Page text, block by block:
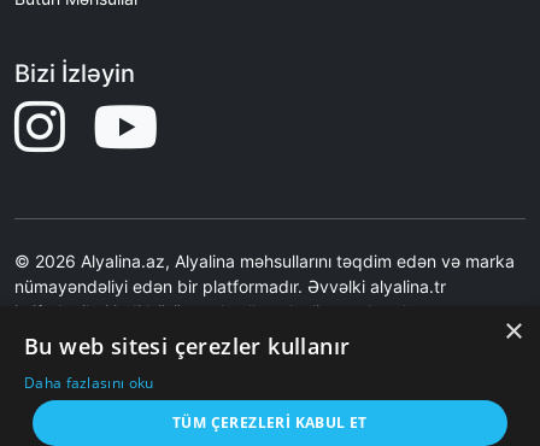
Bizi İzləyin
© 2026 Alyalina.az, Alyalina məhsullarını təqdim edən və marka
nümayəndəliyi edən bir platformadır. Əvvəlki alyalina.tr
istifadəçiləri indi bütün məhsulları alyalina.az kataloq
səhifəsindən nəzərdən keçirə bilərlər. Ən son qiymətlər və
şəkillər üçün Alyalina.tr-yə səbətə əlavə etmə əməliyyatı ilə
yönləndirilirsiniz.Saytımız birbaşa satış etmir.Saytımız Məhsul
Şəkilləri məzmunları və məhsul çatdırılması ilə bağlı məsuliyyət
qəbul etmir.
×
Bu web sitesi çerezler kullanır
Daha fazlasını oku
TÜM ÇEREZLERI KABUL ET